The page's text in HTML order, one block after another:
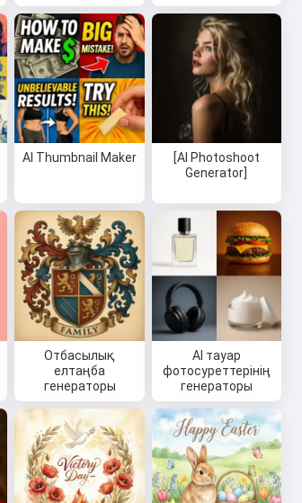
AI Thumbnail Maker
[AI Photoshoot
Generator]
Отбасылық
елтаңба
генераторы
AI тауар
фотосуреттерінің
генераторы